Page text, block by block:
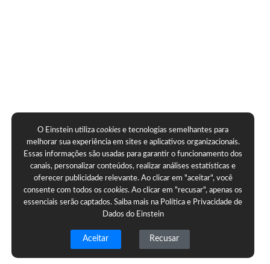
O Einstein utilizacookies e tecnologias semelhantes para
melhorar sua experiência em sites e aplicativos organizacionais.
Essas informações são usadas para garantir o funcionamento dos
canais, personalizar conteúdos, realizar análises estatísticas e
oferecer publicidade relevante. Ao clicar em "aceitar", você
consente com todos oscookies. Ao clicar em "recusar", apenas os
essenciais serão captados. Saiba mais na Política e Privacidade de
Dados do Einstein
Aceitar Recusar